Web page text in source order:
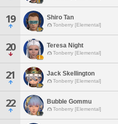
19 Shiro Tan
Tonberry [Elemental]
20 Teresa Night
Tonberry [Elemental]
21 Jack Skellington
Tonberry [Elemental]
22 Bubble Gommu
Tonberry [Elemental]